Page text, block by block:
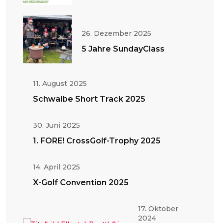
26. Dezember 2025
5 Jahre SundayClass
11. August 2025
Schwalbe Short Track 2025
30. Juni 2025
1. FORE! CrossGolf-Trophy 2025
14. April 2025
X-Golf Convention 2025
17. Oktober
2024